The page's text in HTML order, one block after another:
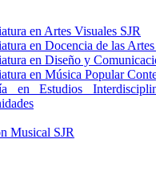
en Artes Visuales SJR
en Docencia de las
en Diseño y
en Música Popular
en Estudios
Musical SJR